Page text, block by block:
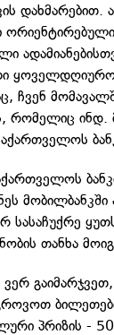
დახმარებით.
ჩვენ
რომელიც ინდ.
მობილბანკში
სასაჩუქრე
თანხა
პრიზის -